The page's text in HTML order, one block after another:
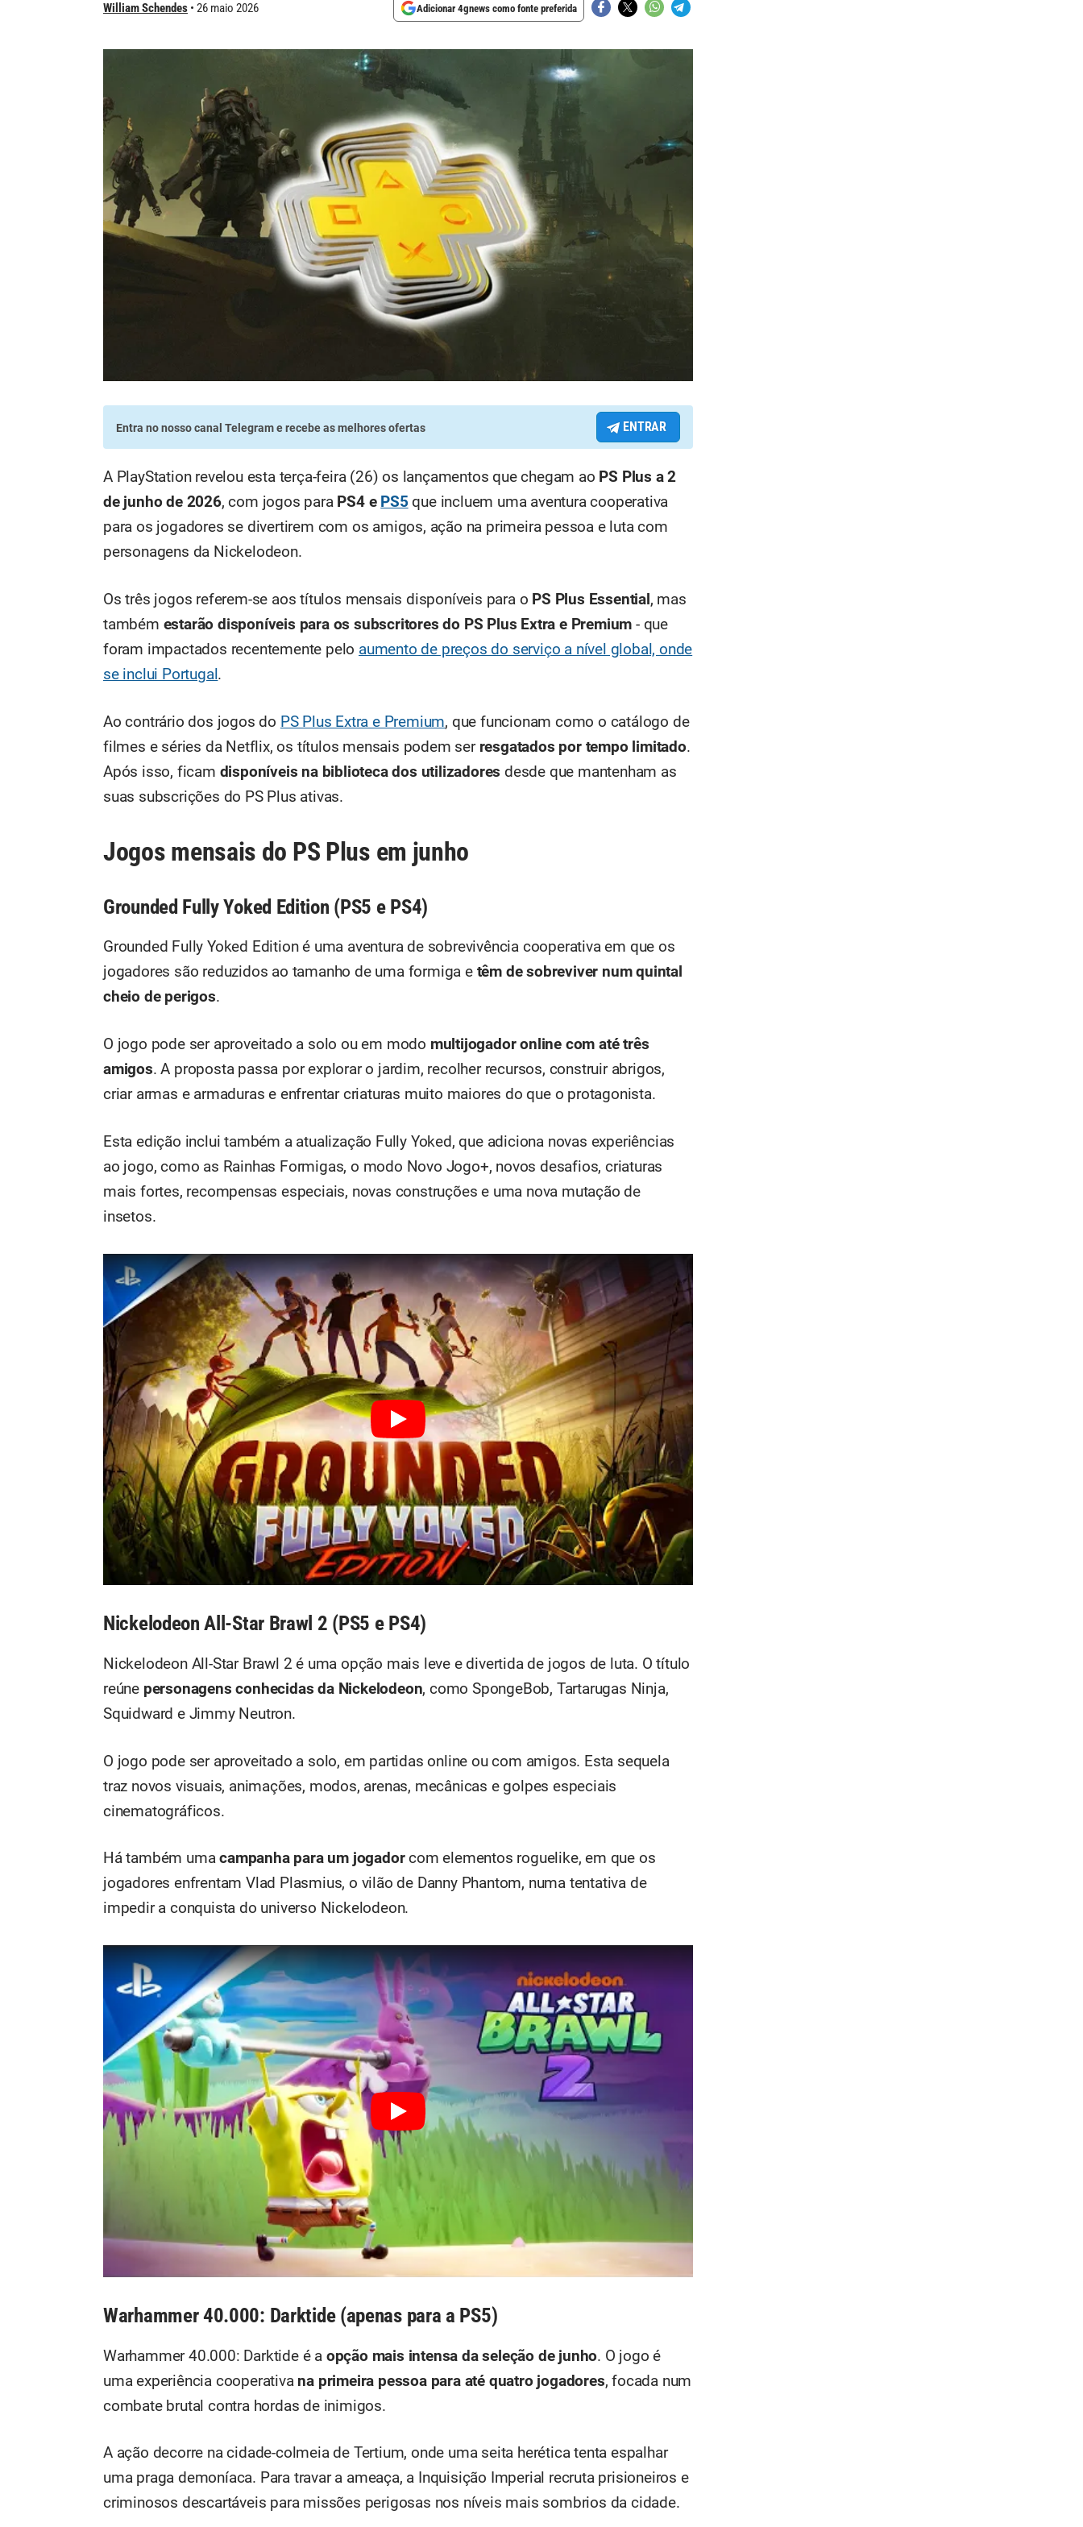
William Schendes 26 maio 2026 Adicionar 4gnews como fonte preferida
Entra no nosso canal Telegrame recebe as melhores ofertas ENTRAR
A PlayStation revelou esta terça-feira (26) os lançamentos que chegam ao PS Plus a2
de junho de 2026, com jogos para PS4 e PS5 que incluem uma aventura cooperativa
para os jogadores se divertirem com os amigos, ação na primeira pessoa e luta com
personagens da Nickelodeon.
Os três jogos referem-se aos títulos mensais disponíveis para o PS Plus Essential , mas
também estarão disponíveis para os subscritores do PS Plus Extra e Premium - que
foram impactados recentemente pelo aumento de preços do serviço a nível global, onde
se inclui Portugal .
Ao contrário dos jogos do PS Plus Extra e Premium, que funcionam como o catálogo de
filmes e séries da Netflix, os títulos mensais podem ser resgatados por tempo limitado.
Após isso, ficam disponíveis na biblioteca dos utilizadores desde que mantenham as
suas subscrições do PS Plus ativas.
Jogos mensais do PS Plus em junho
Grounded Fully Yoked Edition (PS5 e PS4)
Grounded Fully Yoked Edition é uma aventura de sobrevivência cooperativa em que os
jogadores são reduzidos ao tamanho de uma formiga e têm de sobreviver num quintal
cheio de perigos.
O jogo pode ser aproveitado a solo ou em modo multijogador online com até três
amigos. A proposta passa por explorar o jardim, recolher recursos, construir abrigos,
criar armas e armaduras e enfrentar criaturas muito maiores do que o protagonista.
Esta edição inclui também a atualização Fully Yoked, que adiciona novas experiências
ao jogo, como as Rainhas Formigas, o modo Novo Jogo+, novos desafios, criaturas
mais fortes, recompensas especiais, novas construções e uma nova mutação de
insetos.
Nickelodeon All-Star Brawl 2 (PS5 e PS4)
Nickelodeon All-Star Brawl 2 é uma opção mais leve e divertida de jogos de luta. O título
reúne personagens conhecidas da Nickelodeon, como SpongeBob, Tartarugas Ninja,
Squidward e Jimmy Neutron.
O jogo pode ser aproveitado a solo, em partidas online ou com amigos. Esta sequela
traz novos visuais, animações, modos, arenas, mecânicas e golpes especiais
cinematográficos.
Há também umacampanha para um jogadorcom elementos roguelike, em que os
jogadores enfrentam Vlad Plasmius, o vilão de Danny Phantom, numa tentativa de
impedir a conquista do universo Nickelodeon.
Warhammer 40.000: Darktide (apenas para a PS5)
Warhammer 40.000: Darktide é a opção mais intensa da seleção de junho. O jogo é
uma experiência cooperativa na primeira pessoa para até quatro jogadores, focada num
combate brutal contra hordas de inimigos.
A ação decorre na cidade-colmeia de Tertium, onde uma seita herética tenta espalhar
uma praga demoníaca. Para travar a ameaça, a Inquisição Imperial recruta prisioneiros e
criminosos descartáveis para missões perigosas nos níveis mais sombrios da cidade.